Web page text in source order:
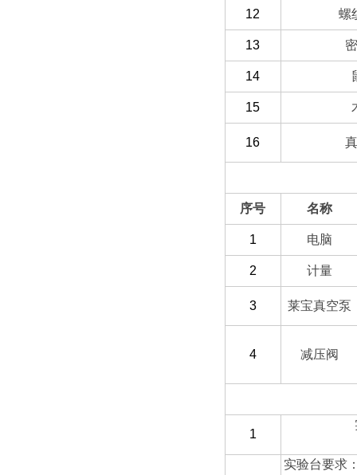
12 螺
13
14
15
16
序号 名称
1 电脑
2 计量
3 莱宝真空泵
4 减压阀
1
实验台要求